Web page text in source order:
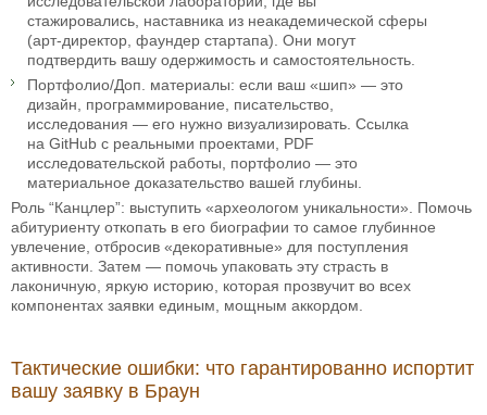
стажировались, наставника из неакадемической сферы
(арт-директор, фаундер стартапа). Они могут
подтвердить вашу одержимость и самостоятельность.
Портфолио/Доп. материалы: если ваш «шип» — это
дизайн, программирование, писательство,
исследования — его нужно визуализировать. Ссылка
на GitHub с реальными проектами, PDF
исследовательской работы, портфолио — это
материальное доказательство вашей глубины.
Роль “Канцлер”: выступить «археологом уникальности». Помочь
абитуриенту откопать в его биографии то самое глубинное
увлечение, отбросив «декоративные» для поступления
активности. Затем — помочь упаковать эту страсть в
лаконичную, яркую историю, которая прозвучит во всех
компонентах заявки единым, мощным аккордом.
Тактические ошибки: что гарантированно испортит
вашу заявку в Браун